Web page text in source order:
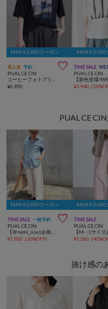
MAX￥2,000クーポン
再入荷 予約 
PUAL CE CIN
¥6,930
MAX￥2,000
TIME SALE
PUAL CE CIN
¥5,940 (
PUAL CE
MAX￥2,000クーポン
TIME SALE 一部予約 
PUAL CE CIN
¥7,920 (10%OFF)
MAX￥2,000
TIME SALE
PUAL CE CIN
¥5,280 (
抜け感の